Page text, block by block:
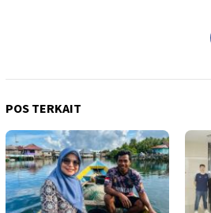
POS TERKAIT